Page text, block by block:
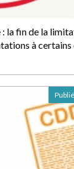
la fin de la
à certains